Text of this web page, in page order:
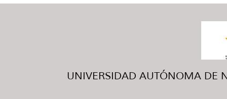
UNIVERSIDAD AUTÓNOMA DE